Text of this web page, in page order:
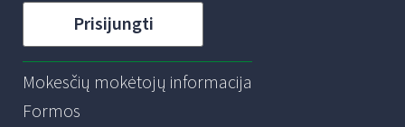
Prisijungti
Mokesčių mokėtojų informacija
Formos